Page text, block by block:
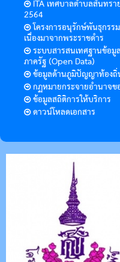
ITA เทศบาลตำบลสันทร
2564
โครงการอนุรักษ์พันธุกร
เนื่องมาจากพระราชดำร
ระบบสารสนเทศฐานข้อมู
ภาครัฐ (Open Data)
ข้อมูลด้านภูมิปัญญาท้อง
กฏหมายกระจายอำนาจ
ข้อมูลสถิติการให้บริการ
ดาวน์โหลดเอกสาร